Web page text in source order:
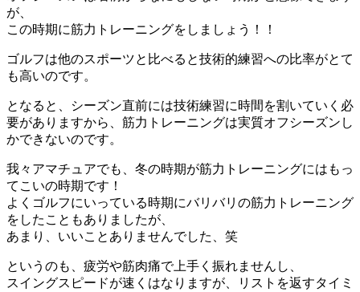
が、
この時期に筋力トレーニングをしましょう！！
ゴルフは他のスポーツと比べると技術的練習への比率がとて
も高いのです。
となると、シーズン直前には技術練習に時間を割いていく必
要がありますから、筋力トレーニングは実質オフシーズンし
かできないのです。
我々アマチュアでも、冬の時期が筋力トレーニングにはもっ
てこいの時期です！
よくゴルフにいっている時期にバリバリの筋力トレーニング
をしたこともありましたが、
あまり、いいことありませんでした、笑
というのも、疲労や筋肉痛で上手く振れませんし、
スイングスピードが速くはなりますが、リストを返すタイミ